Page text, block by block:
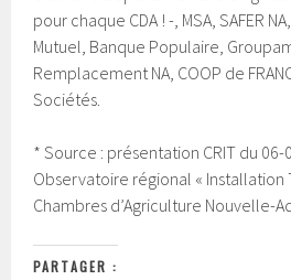
pour chaque CDA ! -, MSA, SAFER
Mutuel, Banque Populaire,
Remplacement NA, COOP de
Sociétés.
* Source : présentation CRIT du
Observatoire régional « Installation
Chambres d’Agriculture Nouvelle-
PARTAGER :